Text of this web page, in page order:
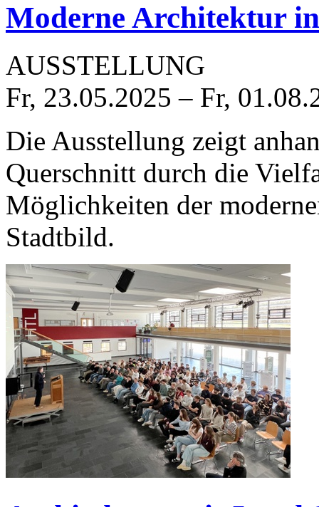
Moderne Architektur
AUSSTELLUNG
Fr, 23.05.2025 – Fr,
Die Ausstellung zeigt
Querschnitt durch die
Möglichkeiten der
Stadtbild.